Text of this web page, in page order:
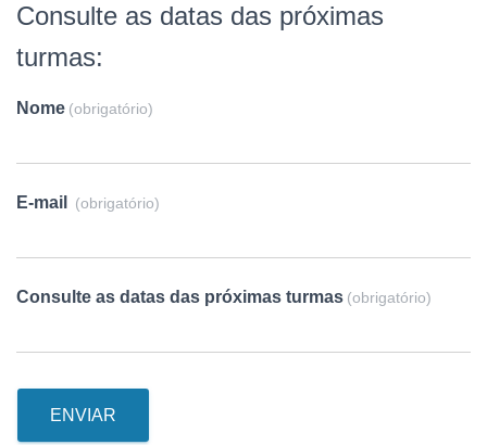
Consulte as datas das próximas
turmas:
Nome (obrigatório)
E-mail (obrigatório)
Consulte as datas das próximas turmas (obrigatório)
ENVIAR